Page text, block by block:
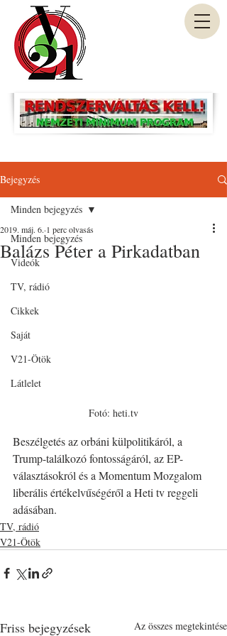
Bejegyzés
Minden bejegyzés
Videók
TV, rádió
Cikkek
Saját
V21-Ötök
Látlelet
Minden bejegyzés
Balázs Péter a Pirkadatban
2019. máj. 6. 1 perc olvasás
Fotó: heti.tv
Beszélgetés az orbáni külpolitikáról, a
Trump-találkozó fontosságáról, az EP-
választásokról és a Momentum Mozgalom
liberális értékelvűségéről a Heti tv reggeli
adásában.
TV, rádió
V21-Ötök
Friss bejegyzések Az összes megtekintése